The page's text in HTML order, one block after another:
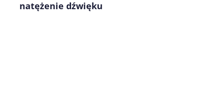
natężenie dźwięku